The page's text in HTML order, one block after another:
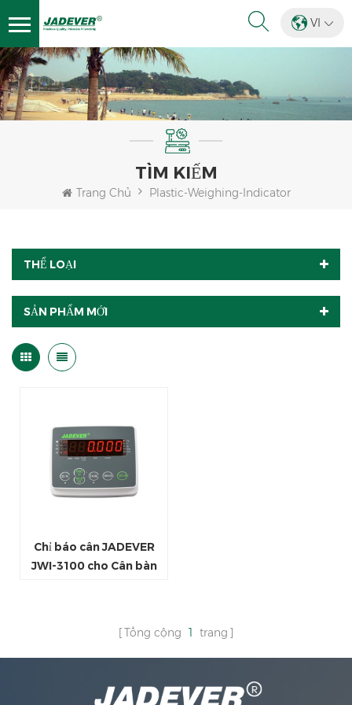
VI
TÌM KIẾM
Trang Chủ Plastic-Weighing-Indicator
THỂ LOẠI
SẢN PHẨM MỚI
Chỉ báo cân JADEVER
JWI-3100 cho Cân bàn
Tổng cộng 1 trang